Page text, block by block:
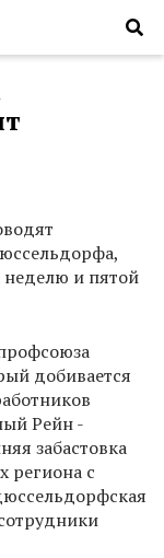
неделю и пятой
добивается
Рейн -
забастовка
региона с